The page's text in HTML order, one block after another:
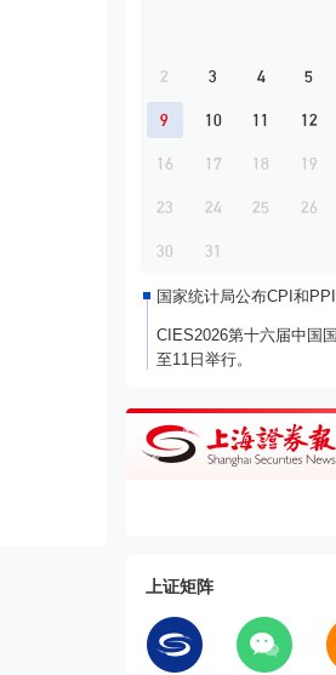
2 3 4 5
9 10 11 12
16 17 18 19
23 24 25 26
30 31
国家统计局公布CPI和PPI
CIES2026第十六届中国
至11日举行。
上证矩阵